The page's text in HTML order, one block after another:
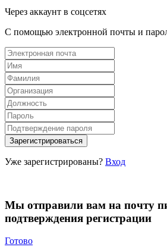
Через аккаунт в соцсетях
С помощью электронной почты и
Уже зарегистрированы? Вход
Мы отправили вам на почту
подтверждения регистрации
Готово